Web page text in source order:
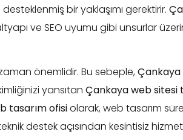
bir yaklaşımı gerektirir.
ve SEO uyumu gibi unsurlar
önemlidir. Bu sebeple,Çankaya
yansıtan Çankaya web sitesi
tasarım ofisiolarak, web tasarım
destek açısından kesintisiz